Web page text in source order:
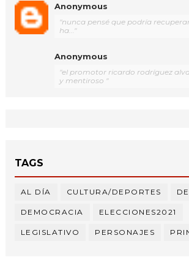
Anonymous
"nunca pensé que podría
ha..."
Anonymous
"el promotor ricardo rodríguez
y mentiroso "
TAGS
AL DÍA CULTURA/DEPORTES
DEMOCRACIA ELECCIONES2021
LEGISLATIVO PERSONAJES